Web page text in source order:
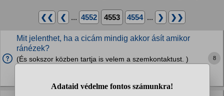
❮❮ ❮ ... 4552 4553 4554 ... ❯ ❯❯
Mit jelenthet, ha a cicám mindig akkor ásít amikor
ránézek?
(És sokszor közben tartja is velem a szemkontaktust. )
8